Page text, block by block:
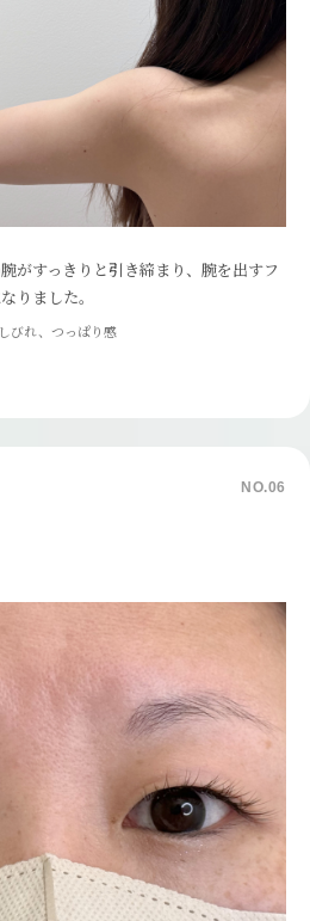
がすっきりと引き締まり、腕を出すフ
りました。
びれ、つっぱり感
NO.06